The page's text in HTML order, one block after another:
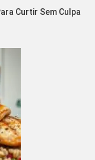
Curtir Sem Culpa